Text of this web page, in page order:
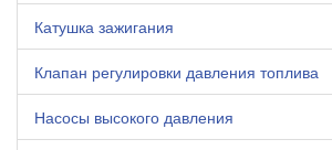
Катушка зажигания
Клапан регулировки давления топлива
Насосы высокого давления